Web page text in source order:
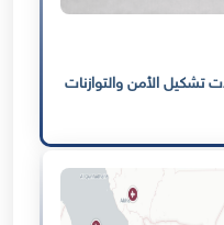
تشكيل الأمن والتوازنات